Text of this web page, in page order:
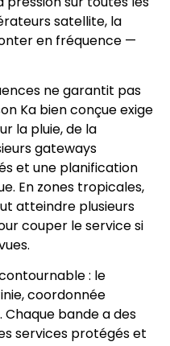
satellite, la
en fréquence —
ne garantit pas
Ka bien conçue exige
la pluie, de la
gateways
et une planification
En zones tropicales,
atteindre plusieurs
couper le service si
: le
coordonnée
Chaque bande a des
services protégés et